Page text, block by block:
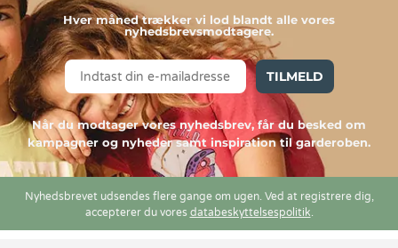
Hver måned trækker vi lod blandt alle vores
nyhedsbrevsmodtagere.
TILMELD
Når du modtager vores nyhedsbrev, får du besked om
kampagner og nyheder samt inspiration til garderoben.
Nyhedsbrevet udsendes flere gange om ugen. Ved at registrere dig,
accepterer du vores databeskyttelsespolitik.